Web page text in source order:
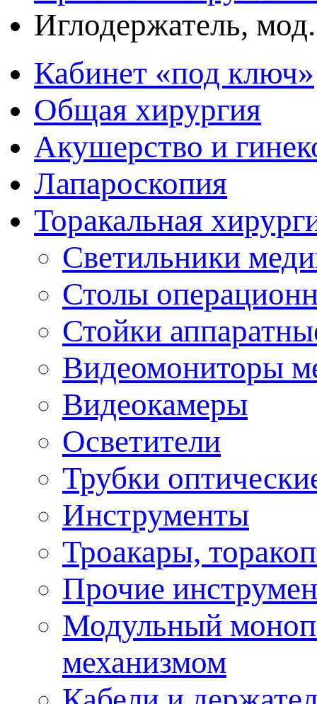
Иглодержатель,
Кабинет «под ключ»
Общая хирургия
Акушерство и
Лапароскопия
Торакальная
Светильники
Столы
Стойки
Видеомониторы
Видеокамеры
Осветители
Трубки
Инструменты
Троакары,
Прочие
Модульный
механизмом